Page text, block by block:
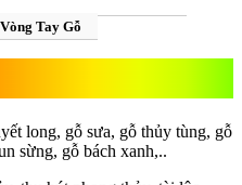
Vòng Tay Gỗ
long, gỗ sưa, gỗ thủy tùng, gỗ
sừng, gỗ bách xanh,..